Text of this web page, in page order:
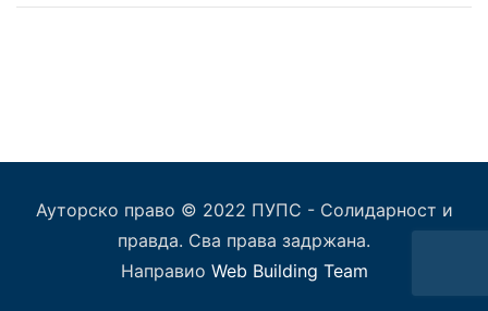
Ауторско право © 2022 ПУПС - Солидарност и
правда. Сва права задржана.
Направио Web Building Team